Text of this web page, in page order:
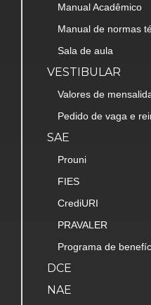
Manual Acadêmico
Manual de normas
Sala de aula
VESTIBULAR
Valores de
Pedido de vaga e
SAE
Prouni
FIES
CrediURI
PRAVALER
Programa de
DCE
NAE